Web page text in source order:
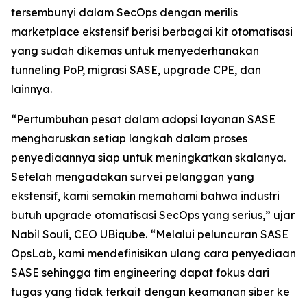
tersembunyi dalam SecOps dengan merilis
marketplace ekstensif berisi berbagai kit otomatisasi
yang sudah dikemas untuk menyederhanakan
tunneling PoP, migrasi SASE, upgrade CPE, dan
lainnya.
“Pertumbuhan pesat dalam adopsi layanan SASE
mengharuskan setiap langkah dalam proses
penyediaannya siap untuk meningkatkan skalanya.
Setelah mengadakan survei pelanggan yang
ekstensif, kami semakin memahami bahwa industri
butuh upgrade otomatisasi SecOps yang serius,” ujar
Nabil Souli, CEO UBiqube. “Melalui peluncuran SASE
OpsLab, kami mendefinisikan ulang cara penyediaan
SASE sehingga tim engineering dapat fokus dari
tugas yang tidak terkait dengan keamanan siber ke